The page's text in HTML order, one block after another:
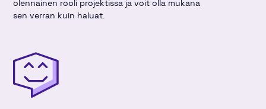
olennainen rooli projektissa ja voit olla mukana
sen verran kuin haluat.